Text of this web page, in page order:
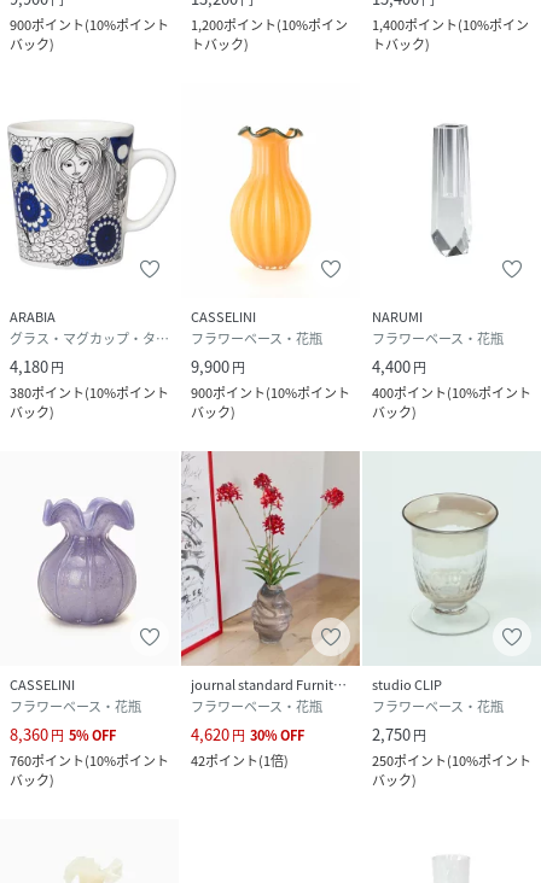
900ポイント(10%ポイント
バック)
1,200ポイント(10%ポイン
トバック)
1,400ポイント(10%ポイン
トバック)
ARABIA
グラス・マグカップ・タンブラー
4,180円
380ポイント(10%ポイント
バック)
CASSELINI
フラワーベース・花瓶
9,900円
900ポイント(10%ポイント
バック)
NARUMI
フラワーベース・花瓶
4,400円
400ポイント(10%ポイント
バック)
CASSELINI
フラワーベース・花瓶
8,360円 5%OFF
760ポイント(10%ポイント
バック)
journal standard Furniture
フラワーベース・花瓶
4,620円 30%OFF
42ポイント(1倍)
studio CLIP
フラワーベース・花瓶
2,750円
250ポイント(10%ポイント
バック)